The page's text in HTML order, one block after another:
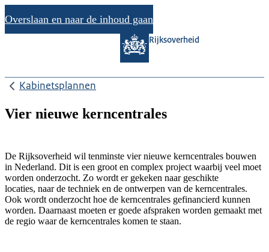
Overslaan en naar de inhoud gaan
Rijksoverheid
Kabinetsplannen
Vier nieuwe kerncentrales
De Rijksoverheid wil tenminste vier nieuwe kerncentrales bouwen
in Nederland. Dit is een groot en complex project waarbij veel moet
worden onderzocht. Zo wordt er gekeken naar geschikte
locaties, naar de techniek en de ontwerpen van de kerncentrales.
Ook wordt onderzocht hoe de kerncentrales gefinancierd kunnen
worden. Daarnaast moeten er goede afspraken worden gemaakt met
de regio waar de kerncentrales komen te staan.